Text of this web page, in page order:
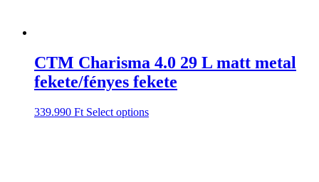
CTM Charisma 4.0 29 L matt metal
fekete/fényes fekete
339.990 Ft Select options